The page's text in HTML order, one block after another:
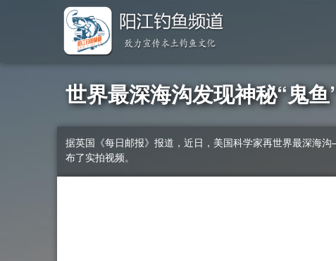
世界最深海沟发现神秘“鬼
据英国《每日邮报》报道，近日，美国科学家再世界最深海
布了实拍视频。